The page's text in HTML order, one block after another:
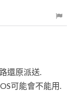
還原派送.
可能會不能用.